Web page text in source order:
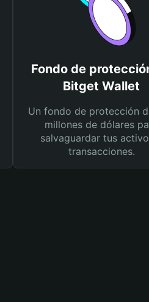
Fondo de
Bitget Wallet
Un fondo de protección
millones de dólares
salvaguardar tus
transacciones.